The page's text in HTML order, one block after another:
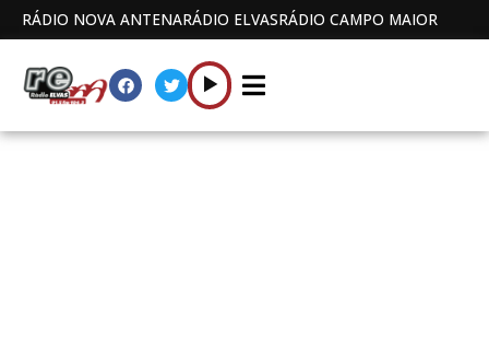
RÁDIO NOVA ANTENARÁDIO ELVASRÁDIO CAMPO MAIOR